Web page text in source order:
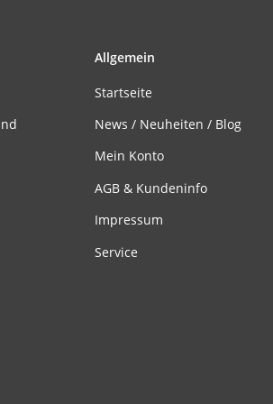
Allgemein
Startseite
News / Neuheiten / Blog
Mein Konto
AGB & Kundeninfo
Impressum
Service